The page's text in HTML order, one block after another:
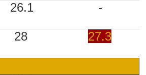
26.1 -
28 27.3